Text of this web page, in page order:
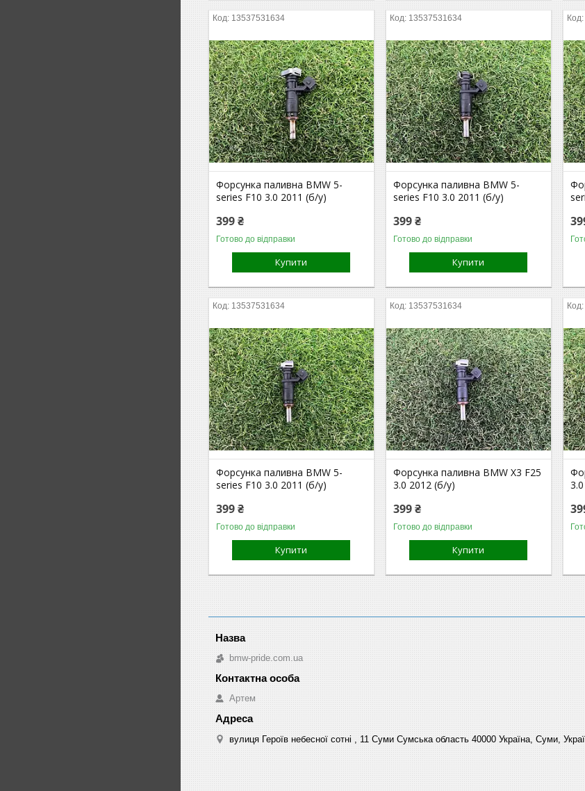
13537531634
Форсунка паливна BMW 5-
series F10 3.0 2011 (б/у)
399 ₴
Готово до відправки
Купити
13537531634
Форсунка паливна BMW 5-
series F10 3.0 2011 (б/у)
399 ₴
Готово до відправки
Купити
13537531634
Форсунка паливна BMW 5-
series F10 3.0 2011 (б/у)
399 ₴
Готово до відправки
Купити
13537531634
Форсунка паливна BMW X3 F25
3.0 2012 (б/у)
399 ₴
Готово до відправки
Купити
bmw-pride.com.ua
Артем
вулиця Героїв небесної сотні , 11 Суми Сумська область 40000 Україна, Суми,